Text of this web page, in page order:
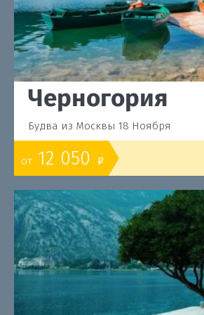
Черногория
Будва из Москвы 18 Ноября
от 12 050 o